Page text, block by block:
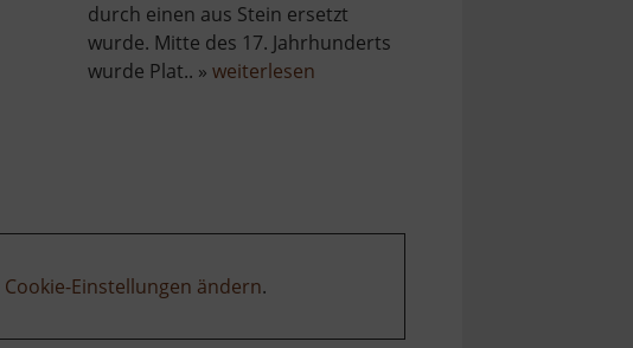
durch einen aus Stein ersetzt
wurde. Mitte des 17. Jahrhunderts
wurde Plat.. » weiterlesenüber
Cookie-Einstellungen ändern.